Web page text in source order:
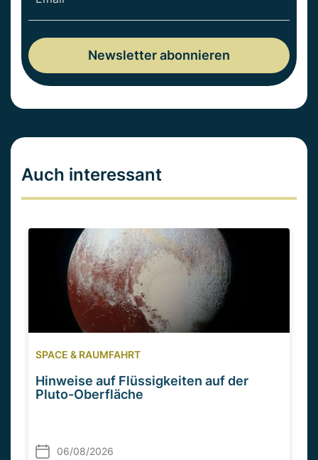
Auch interessant
SPACE & RAUMFAHRT
Hinweise auf Flüssigkeiten auf der
Pluto-Oberfläche
06/08/2026